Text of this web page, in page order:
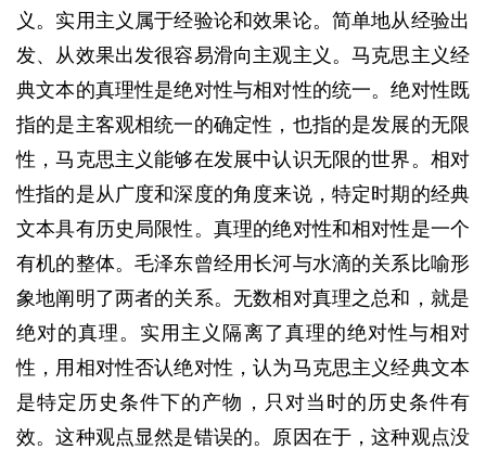
义。实用主义属于经验论和效果论。简单地从经验出
发、从效果出发很容易滑向主观主义。马克思主义经
典文本的真理性是绝对性与相对性的统一。绝对性既
指的是主客观相统一的确定性，也指的是发展的无限
性，马克思主义能够在发展中认识无限的世界。相对
性指的是从广度和深度的角度来说，特定时期的经典
文本具有历史局限性。真理的绝对性和相对性是一个
有机的整体。毛泽东曾经用长河与水滴的关系比喻形
象地阐明了两者的关系。无数相对真理之总和，就是
绝对的真理。实用主义隔离了真理的绝对性与相对
性，用相对性否认绝对性，认为马克思主义经典文本
是特定历史条件下的产物，只对当时的历史条件有
效。这种观点显然是错误的。原因在于，这种观点没